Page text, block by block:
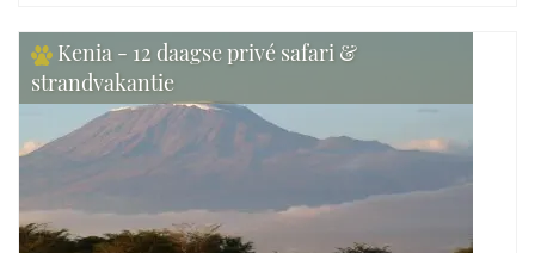
Kenia - 12 daagse privé safari &
strandvakantie